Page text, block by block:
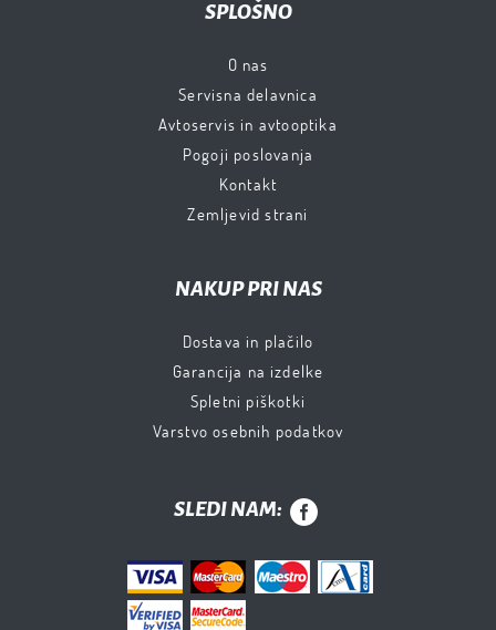
SPLOŠNO
O nas
Servisna delavnica
Avtoservis in avtooptika
Pogoji poslovanja
Kontakt
Zemljevid strani
NAKUP PRI NAS
Dostava in plačilo
Garancija na izdelke
Spletni piškotki
Varstvo osebnih podatkov
SLEDI NAM: